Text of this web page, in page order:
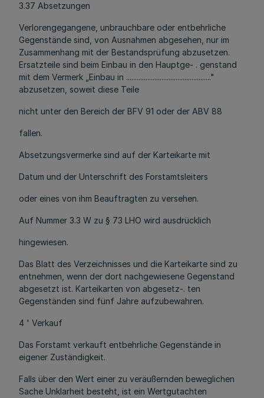
3.37 Absetzungen
Verlorengegangene, unbrauchbare oder entbehrliche
Gegenstände sind, von Ausnahmen abgesehen, nur im
Zusammenhang mit der Bestandsprüfung abzusetzen.
Ersatzteile sind beim Einbau in den Hauptge- . genstand
mit dem Vermerk „Einbau in ................................................"
abzusetzen, soweit diese Teile
nicht unter den Bereich der BFV 91 oder der ABV 88
fallen.
Absetzungsvermerke sind auf der Karteikarte mit
Datum und der Unterschrift des Forstamtsleiters
oder eines von ihm Beauftragten zu versehen.
Auf Nummer 3.3 W zu § 73 LHO wird ausdrücklich
hingewiesen.
Das Blatt des Verzeichnisses und die Karteikarte sind zu
entnehmen, wenn der dort nachgewiesene Gegenstand
abgesetzt ist. Karteikarten von abgesetz-. ten
Gegenständen sind fünf Jahre aufzubewahren.
4 ' Verkauf
Das Forstamt verkauft entbehrliche Gegenstände in
eigener Zuständigkeit.
Falls über den Wert einer zu veräußernden beweglichen
Sache Unklarheit besteht, ist ein Wertgutachten